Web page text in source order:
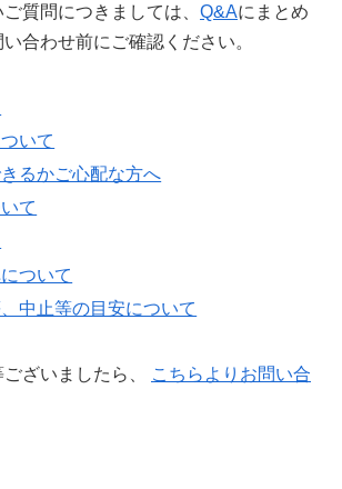
質問につきましては、 Q&Aにまとめ
合わせ前にご確認ください。
いて
るかご心配な方へ
て
ついて
中止等の目安について
ざいましたら、
こちらよりお問い合